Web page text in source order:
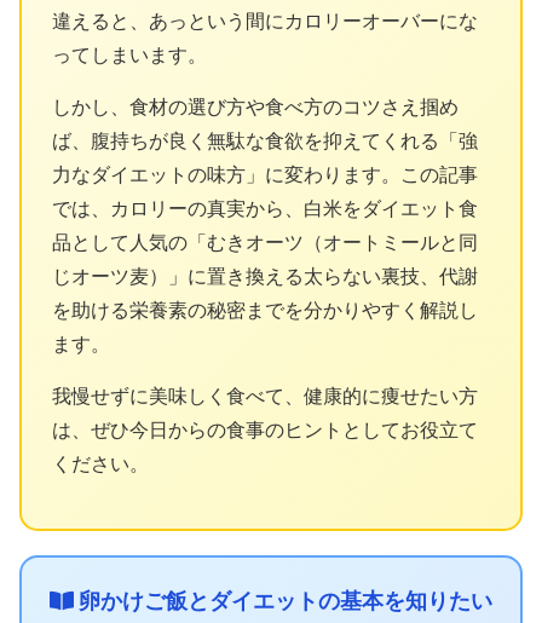
違えると、あっという間にカロリーオーバーにな
ってしまいます。
しかし、食材の選び方や食べ方のコツさえ掴め
ば、腹持ちが良く無駄な食欲を抑えてくれる「強
力なダイエットの味方」に変わります。この記事
では、カロリーの真実から、白米をダイエット食
品として人気の「むきオーツ（オートミールと同
じオーツ麦）」に置き換える太らない裏技、代謝
を助ける栄養素の秘密までを分かりやすく解説し
ます。
我慢せずに美味しく食べて、健康的に痩せたい方
は、ぜひ今日からの食事のヒントとしてお役立て
ください。
卵かけご飯とダイエットの基本を知りたい